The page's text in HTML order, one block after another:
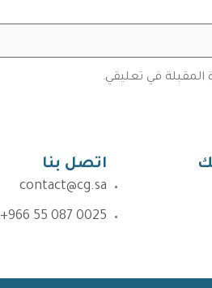
المقبلة في تعليقي.
اتصل بنا
contact@cg.sa
+966 55 087 0025